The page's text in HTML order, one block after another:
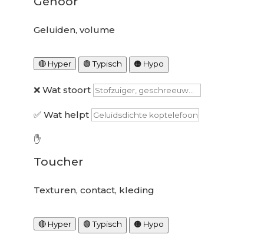
Geluiden, volume
🔴 Hyper 🟢 Typisch 🟠 Hypo
❌ Wat stoort
✅ Wat helpt
✋
Toucher
Texturen, contact, kleding
🔴 Hyper 🟢 Typisch 🟠 Hypo